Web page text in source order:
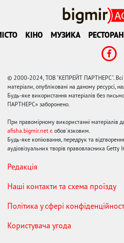
КІНО МУЗИКА
© 2000-2024, ТОВ "КЕПРЕЙТ ПАРТНЕРС". Всі
матеріали, опубліковані на даному
Будь-яке використання матеріалів без
ПАРТНЕРС» заборонено.
При правомірному використанні матеріалів
afisha.bigmir.net є обов'язковим.
Будь-яке копіювання, передрук та
аудіовізуальних творів правовласника Getty
Редакція
Наші контакти та схема проїзду
Політика у сфері
Користувача угода